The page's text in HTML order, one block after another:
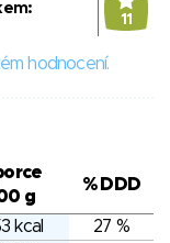
11
hodnocení.
g
% DDD
kcal
27 %